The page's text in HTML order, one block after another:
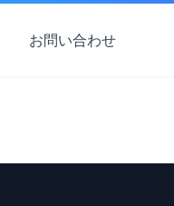
お問い合わせ